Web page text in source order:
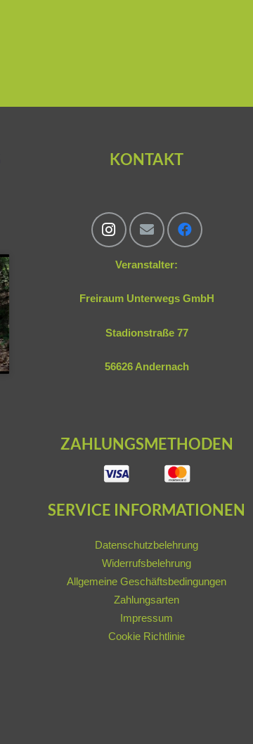
KONTAKT
Veranstalter:
Freiraum Unterwegs GmbH
Stadionstraße 77
56626 Andernach
ZAHLUNGSMETHODEN
SERVICE INFORMATIONEN
Datenschutzbelehrung
Widerrufsbelehrung
Allgemeine Geschäftsbedingungen
Zahlungsarten
Impressum
Cookie Richtlinie